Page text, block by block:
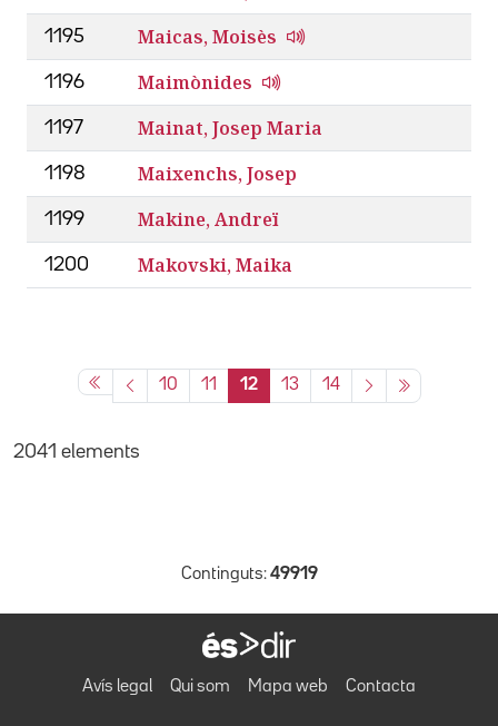
1195 Maicas, Moisès
1196 Maimònides
1197 Mainat, Josep Maria
1198 Maixenchs, Josep
1199 Makine, Andreï
1200 Makovski, Maika
10 11 12 13 14
2041 elements
Continguts: 49919
Avís legal Qui som Mapa web Contacta